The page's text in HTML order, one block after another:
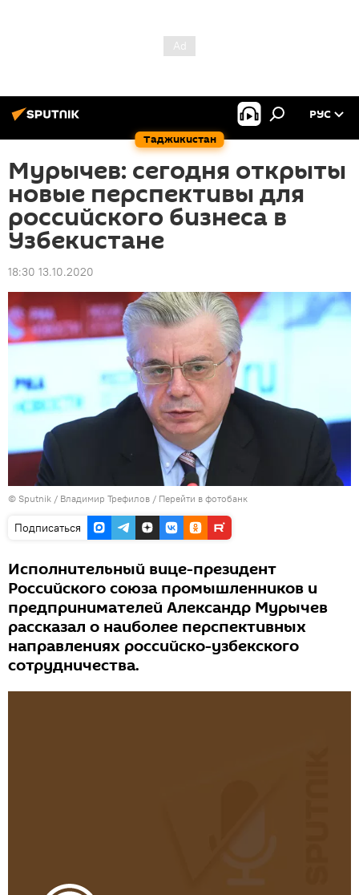
Таджикистан
РУС
Мурычев: сегодня открыты
новые перспективы для
российского бизнеса в
Узбекистане
18:30 13.10.2020
© Sputnik / Владимир Трефилов / Перейти в фотобанк
Подписаться
Исполнительный вице-президент
Российского союза промышленников и
предпринимателей Александр Мурычев
рассказал о наиболее перспективных
направлениях российско-узбекского
сотрудничества.